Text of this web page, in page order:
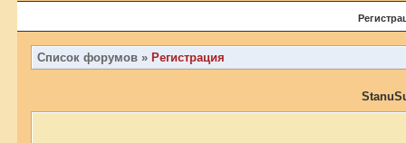
Список форумов » Регистрация